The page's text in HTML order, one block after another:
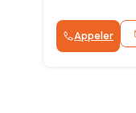
Appeler